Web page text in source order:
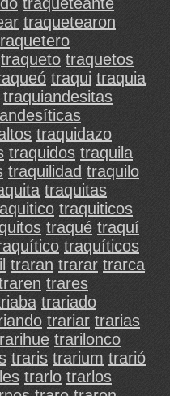
traquetearon
traqueto traquetos
traqui traquia
traquiandesitas
traquidazo
traquidos traquila
traquilidad traquilo
traquitas
traquiticos
traqué traquí
traquíticos
traran trarar trarca
trares
trariado
trariar trarias
trarilonco
traris trarium trarió
trarlo trarlos